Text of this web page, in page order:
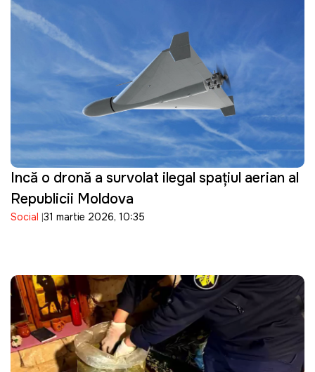
Incă o dronă a survolat ilegal spațiul aerian al
Republicii Moldova
Social 31 martie 2026, 10:35